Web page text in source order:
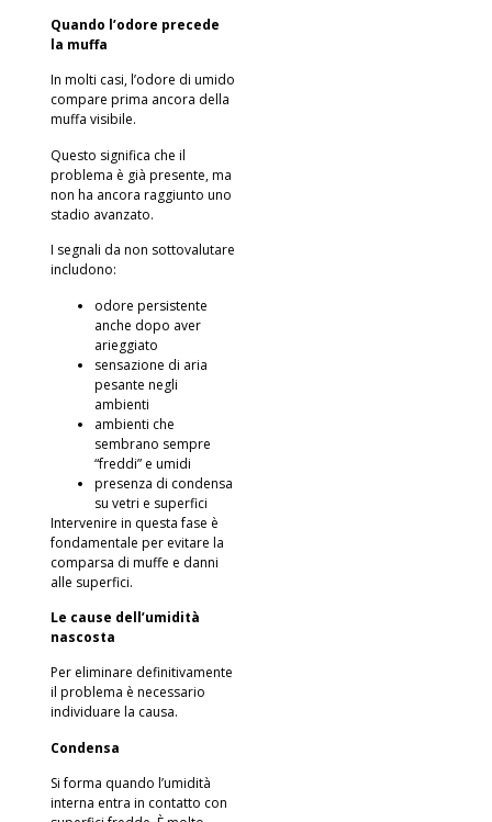
Quando l’odore precede
la muffa
In molti casi, l’odore di umido
compare prima ancora della
muffa visibile.
Questo significa che il
problema è già presente, ma
non ha ancora raggiunto uno
stadio avanzato.
I segnali da non sottovalutare
includono:
odore persistente
anche dopo aver
arieggiato
sensazione di aria
pesante negli
ambienti
ambienti che
sembrano sempre
“freddi” e umidi
presenza di condensa
su vetri e superfici
Intervenire in questa fase è
fondamentale per evitare la
comparsa di muffe e danni
alle superfici.
Le cause dell’umidità
nascosta
Per eliminare definitivamente
il problema è necessario
individuare la causa.
Condensa
Si forma quando l’umidità
interna entra in contatto con